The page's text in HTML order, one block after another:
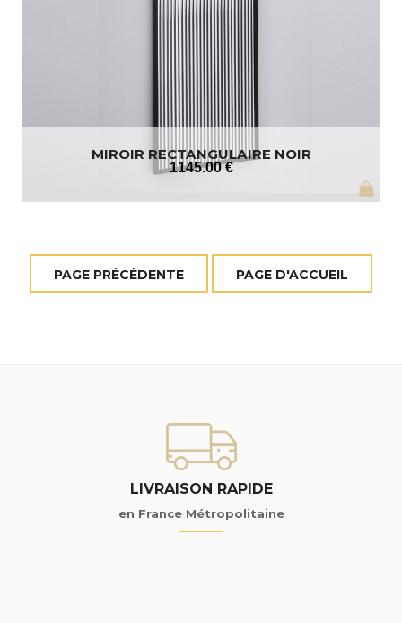
MIROIR RECTANGULAIRE NOIR
1145.00 €
LIVRAISON RAPIDE
en France Métropolitaine